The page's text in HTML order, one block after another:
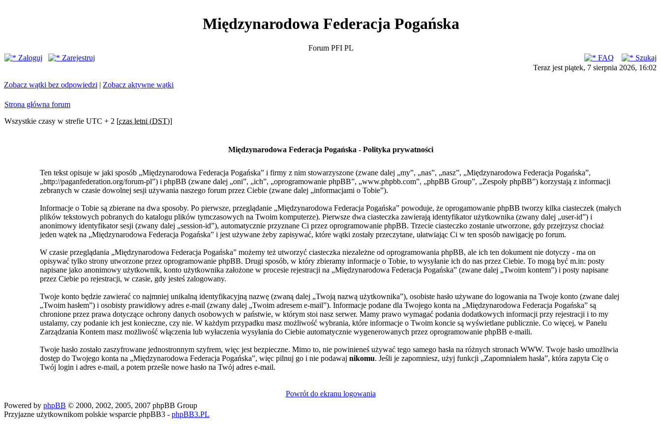
Międzynarodowa Federacja Pogańska
Forum PFI PL
Zaloguj
Zarejestruj FAQ
Szukaj
Teraz jest piątek, 7 sierpnia 2026, 16:02
Zobacz wątki bez odpowiedzi | Zobacz aktywne wątki
Strona główna forum
Wszystkie czasy w strefie UTC + 2 [czas letni (DST)]
Międzynarodowa Federacja Pogańska - Polityka prywatności
Ten tekst opisuje w jaki sposób „Międzynarodowa Federacja Pogańska” i firmy z nim stowarzyszone (zwane dalej „my”, „nas”, „nasz”, „Międzynarodowa Federacja Pogańska”,
„http://paganfederation.org/forum-pl”) i phpBB (zwane dalej „oni”, „ich”, „oprogramowanie phpBB”, „www.phpbb.com”, „phpBB Group”, „Zespoły phpBB”) korzystają z informacji
zebranych w czasie dowolnej sesji używania naszego forum przez Ciebie (zwane dalej „informacjami o Tobie”).
Informacje o Tobie są zbierane na dwa sposoby. Po pierwsze, przeglądanie „Międzynarodowa Federacja Pogańska” powoduje, że oprogamowanie phpBB tworzy kilka ciasteczek (małych
plików tekstowych pobranych do katalogu plików tymczasowych na Twoim komputerze). Pierwsze dwa ciasteczka zawierają identyfikator użytkownika (zwany dalej „user-id”) i
anonimowy identyfikator sesji (zwany dalej „session-id”), automatycznie przyznane Ci przez oprogramowanie phpBB. Trzecie ciasteczko zostanie utworzone, gdy przejrzysz chociaż
jeden wątek na „Międzynarodowa Federacja Pogańska” i jest używane żeby zapisywać, które wątki zostały przeczytane, ułatwiając Ci w ten sposób nawigację po forum.
W czasie przeglądania „Międzynarodowa Federacja Pogańska” możemy też utworzyć ciasteczka niezależne od oprogramowania phpBB, ale ich ten dokument nie dotyczy - ma on
opisywać tylko strony utworzone przez oprogramowanie phpBB. Drugi sposób, w który zbieramy informacje o Tobie, to wysyłanie ich do nas przez Ciebie. To mogą być m.in: posty
napisane jako anonimowy użytkownik, konto użytkownika założone w procesie rejestracji na „Międzynarodowa Federacja Pogańska” (zwane dalej „Twoim kontem”) i posty napisane
przez Ciebie po rejestracji, w czasie, gdy jesteś zalogowany.
Twoje konto będzie zawierać co najmniej unikalną identyfikacyjną nazwę (zwaną dalej „Twoją nazwą użytkownika”), osobiste hasło używane do logowania na Twoje konto (zwane dalej
„Twoim hasłem”) i osobisty prawidłowy adres e-mail (zwany dalej „Twoim adresem e-mail”). Informacje podane dla Twojego konta na „Międzynarodowa Federacja Pogańska” są
chronione przez prawa dotyczące ochrony danych osobowych w państwie, w którym stoi nasz serwer. Mamy prawo wymagać podania dodatkowych informacji przy rejestracji i to my
ustalamy, czy podanie ich jest konieczne, czy nie. W każdym przypadku masz możliwość wybrania, które informacje o Twoim koncie są wyświetlane publicznie. Co więcej, w Panelu
Zarządzania Kontem masz możliwość włączenia lub wyłaczenia wysyłania do Ciebie automatycznie wygenerowanych przez oprogramowanie phpBB e-maili.
Twoje hasło zostało zaszyfrowane jednostronnym szyfrem, więc jest bezpieczne. Mimo to, nie powinieneś używać tego samego hasła na różnych stronach WWW. Twoje hasło umożliwia
dostęp do Twojego konta na „Międzynarodowa Federacja Pogańska”, więc pilnuj go i nie podawaj nikomu. Jeśli je zapomniesz, użyj funkcji „Zapomniałem hasła”, która zapyta Cię o
Twój login i adres e-mail, a potem prześle nowe hasło na Twój adres e-mail.
Powrót do ekranu logowania
Powered by phpBB © 2000, 2002, 2005, 2007 phpBB Group
Przyjazne użytkownikom polskie wsparcie phpBB3 - phpBB3.PL